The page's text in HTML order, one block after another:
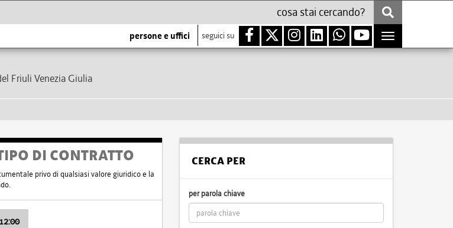
persone e uffici seguici su
Toggle
navigation
Friuli Venezia Giulia
DI CONTRATTO
privo di qualsiasi valore giuridico e la
CERCA PER
per parola chiave